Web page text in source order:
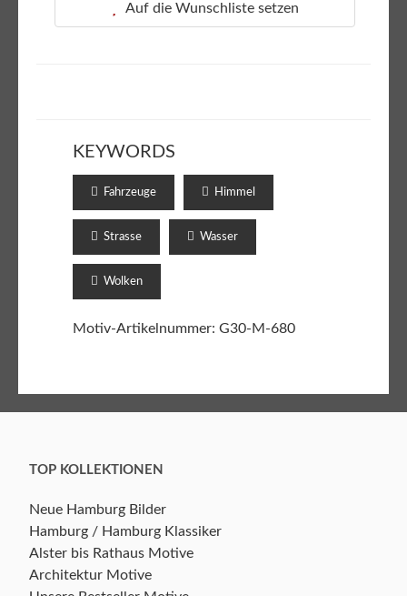
Auf die Wunschliste setzen
KEYWORDS
Fahrzeuge Himmel
Strasse Wasser
Wolken
Motiv-Artikelnummer: G30-M-680
TOP KOLLEKTIONEN
Neue Hamburg Bilder
Hamburg / Hamburg Klassiker
Alster bis Rathaus Motive
Architektur Motive